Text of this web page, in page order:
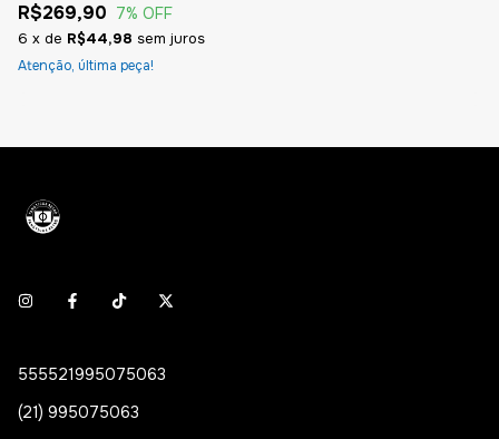
R$269,90 7% OFF
6 x de R$44,98 sem juros
Atenção, última peça!
555521995075063
(21) 995075063